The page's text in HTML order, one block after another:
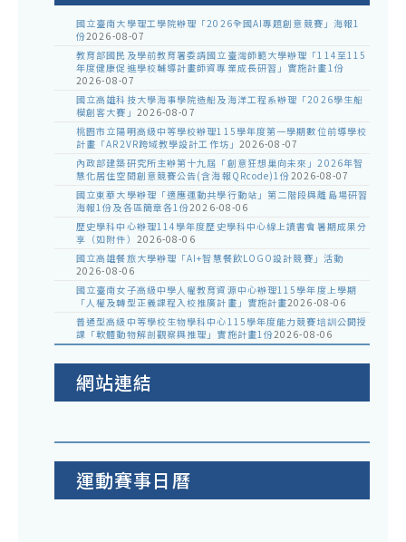
國立臺南大學理工學院辦理「2026全國AI專題創意競賽」海報1
份2026-08-07
教育部國民及學前教育署委請國立臺灣師範大學辦理「114至115
年度健康促進學校輔導計畫師資專業成長研習」實施計畫1份
2026-08-07
國立高雄科技大學海事學院造船及海洋工程系辦理「2026學生船
模創客大賽」 2026-08-07
桃園市立陽明高級中等學校辦理115學年度第一學期數位前導學校
計畫「AR2VR跨域教學設計工作坊」 2026-08-07
內政部建築研究所主辦第十九屆「創意狂想巢向未來」2026年智
慧化居住空間創意競賽公告(含海報QRcode)1份2026-08-07
國立東華大學辦理「適應運動共學行動站」第二階段與離島場研習
海報1份及各區簡章各1份2026-08-06
歷史學科中心辦理114學年度歷史學科中心線上讀書會暑期成果分
享（如附件） 2026-08-06
國立高雄餐旅大學辦理「AI+智慧餐飲LOGO設計競賽」活動
2026-08-06
國立臺南女子高級中學人權教育資源中心辦理115學年度上學期
「人權及轉型正義課程入校推廣計畫」實施計畫2026-08-06
普通型高級中等學校生物學科中心115學年度能力競賽培訓公開授
課「軟體動物解剖觀察與推理」實施計畫1份2026-08-06
網站連結
運動賽事日曆